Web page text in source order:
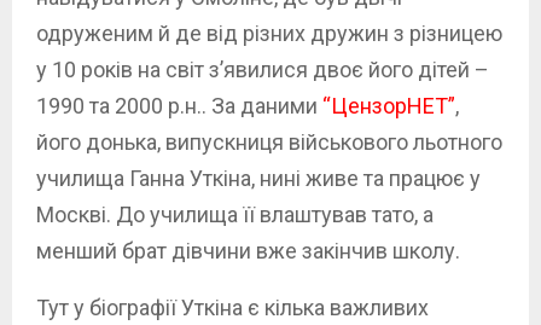
одруженим й де від різних дружин з різницею
у 10 років на світ з’явилися двоє його дітей –
1990 та 2000 р.н.. За даними “ЦензорНЕТ”,
його донька, випускниця військового льотного
училища Ганна Уткіна, нині живе та працює у
Москві. До училища її влаштував тато, а
менший брат дівчини вже закінчив школу.
Тут у біографії Уткіна є кілька важливих